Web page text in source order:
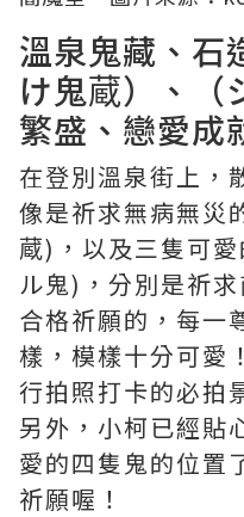
溫泉鬼藏、石
け鬼蔵）、（
繁盛、戀愛成
在登別溫泉街上，
像是祈求無病無災
蔵)，以及三隻可
ル鬼)，分別是祈
合格祈願的，每一
樣，模樣十分可愛
行拍照打卡的必拍
另外，小柯已經貼
愛的四隻鬼的位置
祈願喔！